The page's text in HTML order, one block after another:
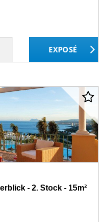
- 2. Stock - 15m²